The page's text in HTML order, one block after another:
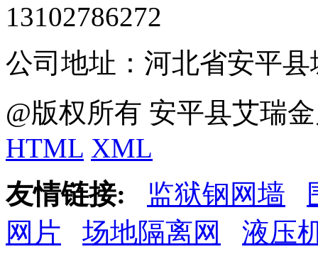
13102786272
公司地址：河北省安平
@版权所有 安平县艾瑞
HTML XML
友情链接:
监狱钢网墙
网片
场地隔离网
液压